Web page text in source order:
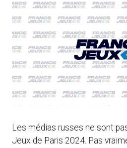
Les médias russes ne sont
Jeux de Paris 2024. Pas